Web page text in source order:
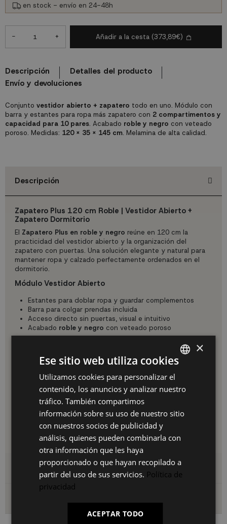
Conjunto vestidor abierto + zapatero todo en uno. Módulo con
barra y estantes para ropa más zapatero con 2 compartimentos y
capacidad para 10 pares. Acabado roble y negro con veteado
poroso. Medidas: 120 x 35 x 145 cm. Melamina de alta calidad.
en stock - envío en 24-48h
- + Añadir a la cesta (373,89€)
Descripción
Detalles del producto
Envío y devoluciones
Descripción
Zapatero Plus 120 cm Roble | Vestidor Abierto +
Zapatero Dormitorio
El Zapatero Plus en roble y negro reúne en 120 cm la
practicidad del vestidor abierto y la organización del
zapatero con puertas. Una solución elegante y natural para
mantener ropa y calzado perfectamente ordenados en el
dormitorio.
Módulo Vestidor Abierto
Estantes para doblar ropa y guardar complementos
Barra para colgar prendas incluida
Acceso directo sin puertas, visual e intuitivo
Acabado roble y negro con veteado poroso
2 compartimentos con puertas abatibles
Estantes para zapatos y botas
Capacidad para10 pares de zapatos
aproximadamente
Melamina de alta calidad, resistente y duradera
Conjunto Completo en 120 cm
roble con el contraste negro, perfecto para dormitorios
nórdicos, escandinavos o contemporáneos.
Detalles del producto
SPANISH
ES
PT
×
Ese sitio web utiliza cookies
Utilizamos cookies para personalizar el
contenido, los anuncios y analizar nuestro
tráfico. También compartimos
información sobre su uso de nuestro sitio
con nuestros socios de publicidad y
análisis, quienes pueden combinarla con
otra información que les haya
proporcionado o que hayan recopilado a
partir del uso de sus servicios. Política de
privacidad
ACEPTAR TODO